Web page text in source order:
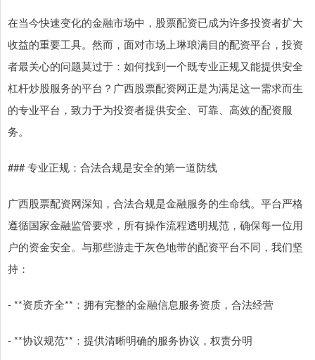
在当今快速变化的金融市场中，股票配资已成为许多投资者扩大
收益的重要工具。然而，面对市场上琳琅满目的配资平台，投资
者最关心的问题莫过于：如何找到一个既专业正规又能提供安全
杠杆炒股服务的平台？广西股票配资网正是为满足这一需求而生
的专业平台，致力于为投资者提供安全、可靠、高效的配资服
务。
### 专业正规：合法合规是安全的第一道防线
广西股票配资网深知，合法合规是金融服务的生命线。平台严格
遵循国家金融监管要求，所有操作流程透明规范，确保每一位用
户的资金安全。与那些游走于灰色地带的配资平台不同，我们坚
持：
- **资质齐全**：拥有完整的金融信息服务资质，合法经营
- **协议规范**：提供清晰明确的服务协议，权责分明